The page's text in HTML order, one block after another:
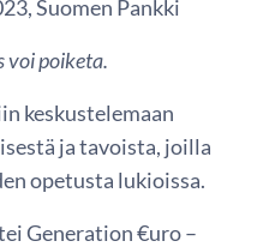
Suomen Pankki
voi poiketa.
keskustelemaan
ja tavoista, joilla
opetusta lukioissa.
Generation €uro –